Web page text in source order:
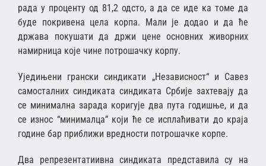
рада у проценту од 81,2 одсто, а да се иде ка томе да
буде покривена цела корпа. Мали је додао и да ће
држава покушати да држи цене основних живорних
намирница које чине потрошачку корпу.
Уједињени грански синдикати „Независност“ и Савез
самосталних синдиката синдиката Србије захтевају да
се минимална зарада коригује два пута годишње, и да
се износ “минималца” који ће се исплаћивати до краја
године бар приближи вредности потрошачке корпе.
Два репрезентатиивна синдиката представила су на